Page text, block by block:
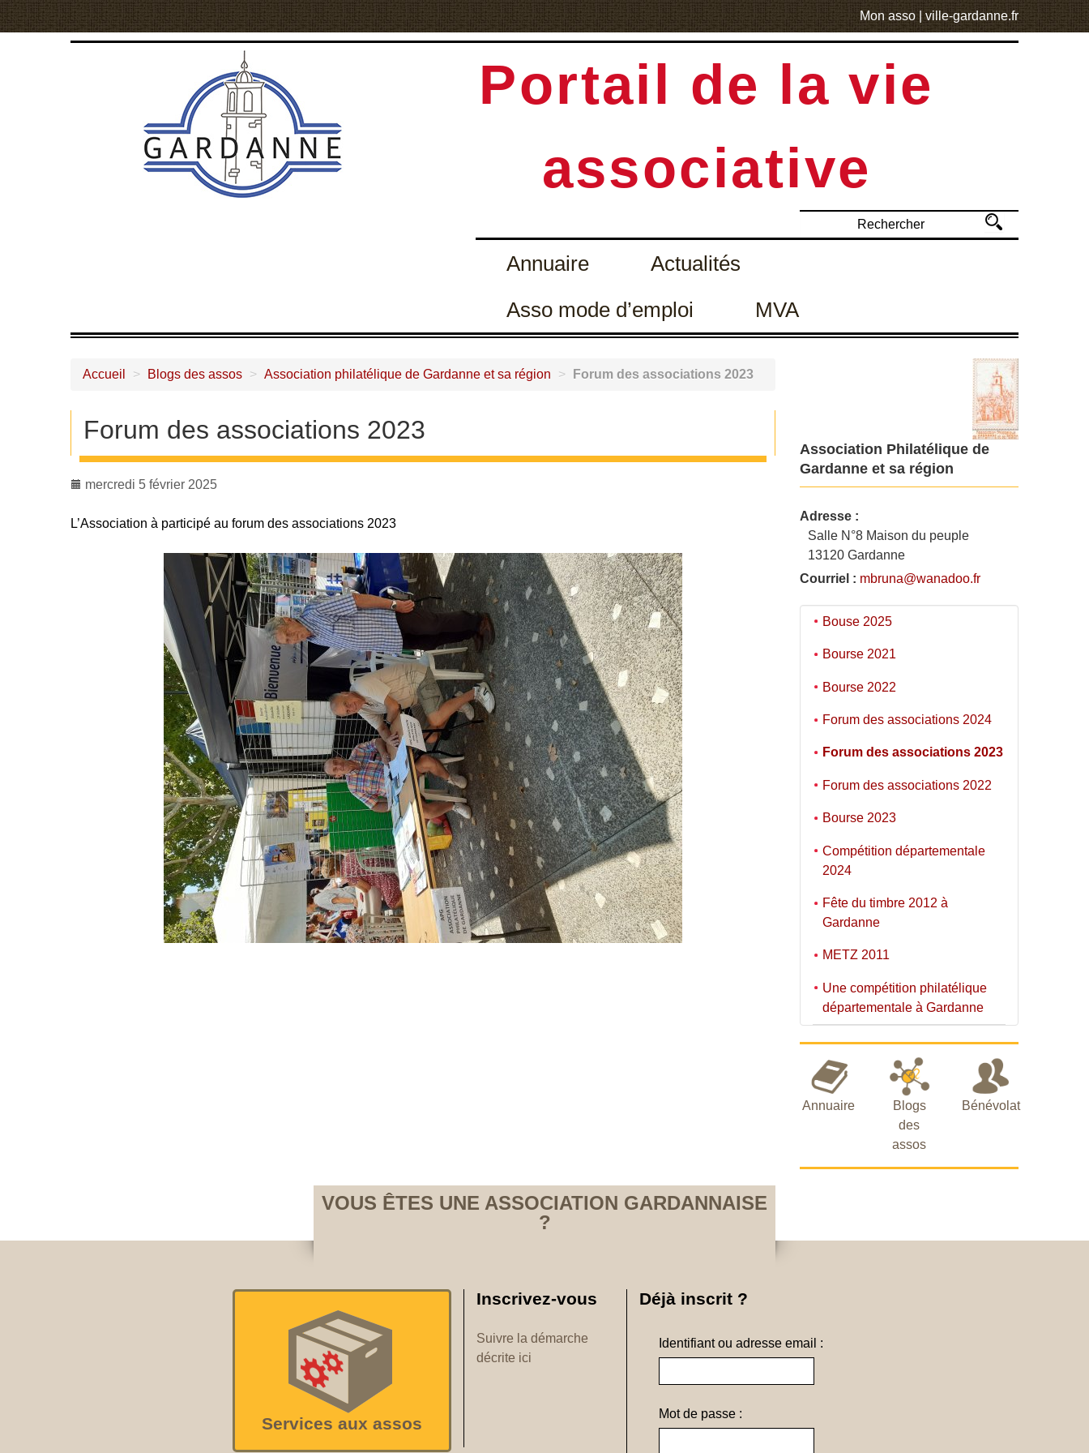
Mon asso| ville-gardanne.fr
Portail de la vie
associative
Annuaire Actualités
Asso mode d’emploi MVA
Accueil > Blogs des assos > Association philatélique de Gardanne et sa région > Forum des associations 2023
Forum des associations 2023
mercredi 5 février 2025
L’Association à participé au forum des associations 2023
Association Philatélique de
Gardanne et sa région
Adresse :
Salle N°8 Maison du peuple
13120 Gardanne
Courriel : mbruna@wanadoo.fr
Bouse 2025
Bourse 2021
Bourse 2022
Forum des associations 2024
Forum des associations 2023
Forum des associations 2022
Bourse 2023
Compétition départementale
2024
Fête du timbre 2012 à
Gardanne
METZ 2011
Une compétition philatélique
départementale à Gardanne
Annuaire
Blogs
des
assos
Bénévolat
VOUS ÊTES UNE ASSOCIATION GARDANNAISE
?
Services aux assos
Inscrivez-vous
Suivre la démarche
décrite ici
Déjà inscrit ?
Identifiant ou adresse email :
Mot de passe :